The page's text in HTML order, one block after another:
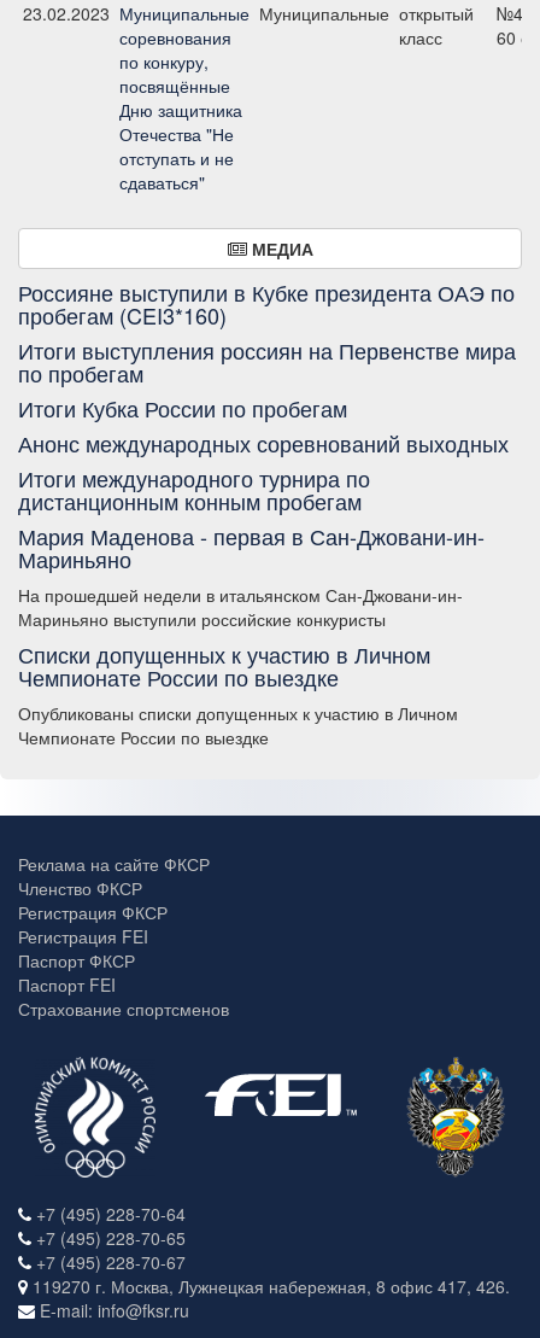
23.02.2023 Муниципальные
соревнования
по конкуру,
посвящённые
Дню защитника
Отечества "Не
отступать и не
сдаваться"
Муниципальные открытый
класс
№4,
60 см
МЕДИА
Россияне выступили в Кубке президента ОАЭ по
пробегам (CEI3*160)
Итоги выступления россиян на Первенстве мира
по пробегам
Итоги Кубка России по пробегам
Анонс международных соревнований выходных
Итоги международного турнира по
дистанционным конным пробегам
Мария Маденова - первая в Сан-Джовани-ин-
Мариньяно
На прошедшей недели в итальянском Сан-Джовани-ин-
Мариньяно выступили российские конкуристы
Списки допущенных к участию в Личном
Чемпионате России по выездке
Опубликованы списки допущенных к участию в Личном
Чемпионате России по выездке
Реклама на сайте ФКСР
Членство ФКСР
Регистрация ФКСР
Регистрация FEI
Паспорт ФКСР
Паспорт FEI
Страхование спортсменов
+7 (495) 228-70-64
+7 (495) 228-70-65
+7 (495) 228-70-67
119270 г. Москва, Лужнецкая набережная, 8 офис 417, 426.
E-mail: info@fksr.ru